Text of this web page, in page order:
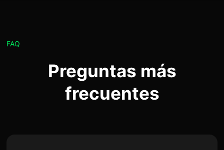
FAQ
Preguntas más
frecuentes